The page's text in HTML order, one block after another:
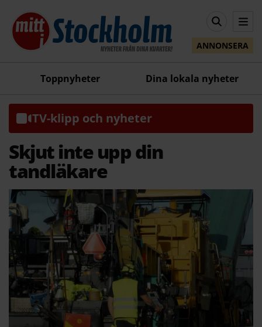
ANNONSERA
Toppnyheter Dina lokala nyheter
TV-klipp och nyheter
Skjut inte upp din
tandläkare